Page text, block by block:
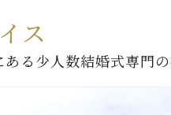
ス
る少人数結婚式専門